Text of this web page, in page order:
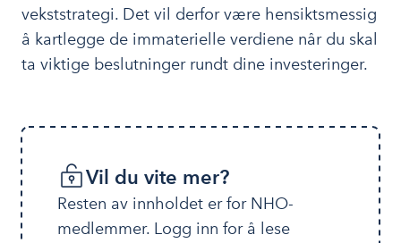
vekststrategi. Det vil derfor være hensiktsmessig
å kartlegge de immaterielle verdiene når du skal
ta viktige beslutninger rundt dine investeringer.
Vil du vite mer?
Resten av innholdet er for NHO-
medlemmer. Logg inn for å lese